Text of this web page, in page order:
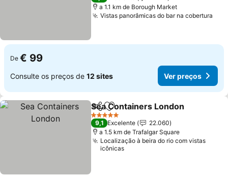
a 1.1 km de Borough Market
Vistas panorâmicas do bar na cobertura
De € 99
Consulte os preços de 12 sites Ver preços
PartilharAdicionar aos favoritos
Sea Containers London
5 Estrelas
9,1 Excelente
22.060
a 1.5 km de Trafalgar Square
Localização à beira do rio com vistas
icônicas